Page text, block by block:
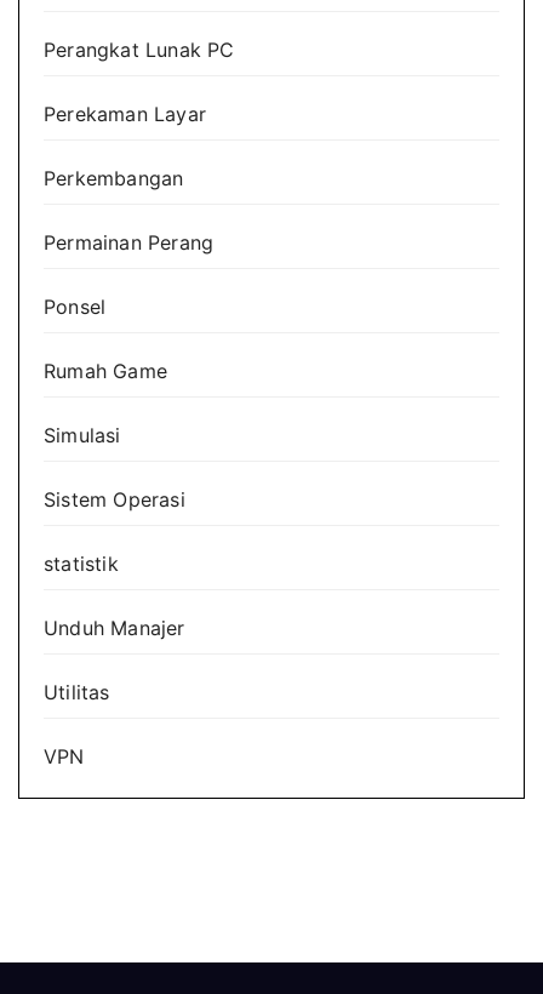
Perangkat Lunak PC
Perekaman Layar
Perkembangan
Permainan Perang
Ponsel
Rumah Game
Simulasi
Sistem Operasi
statistik
Unduh Manajer
Utilitas
VPN